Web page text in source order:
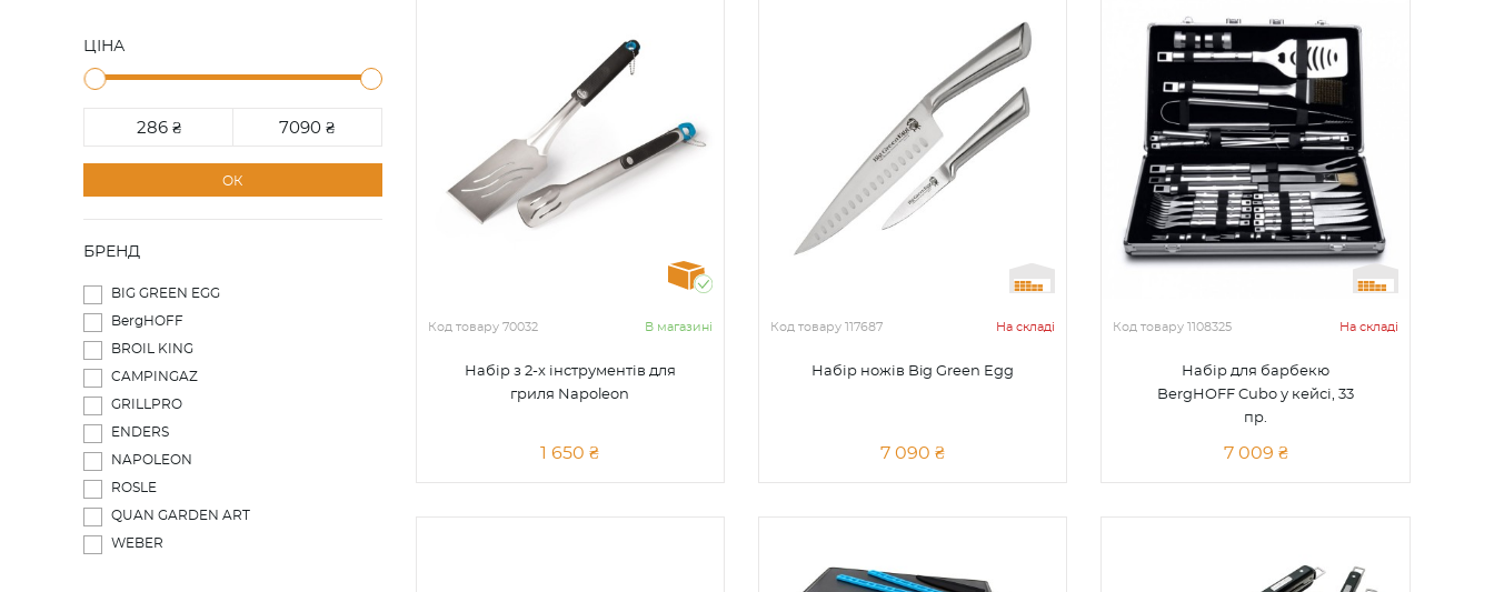
ЦІНА
ОК
БРЕНД
BIG GREEN EGG
BergHOFF
BROIL KING
CAMPINGAZ
GRILLPRO
ENDERS
NAPOLEON
ROSLE
QUAN GARDEN ART
WEBER
Код товару 70032 В магазині
Набір з 2-х інструментів для
гриля Napoleon
1 650 ₴
Код товару 117687 На складі
Набір ножів Big Green Egg
7 090 ₴
Код товару1108325 На складі
Набір для барбекю
BergHOFF Cubo у кейсі, 33
пр.
7 009 ₴